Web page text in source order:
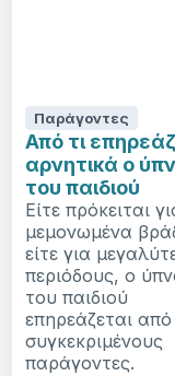
Παράγοντες
Από τι
αρνητικά ο
του παιδιού
Είτε πρόκειται
μεμονωμένα
είτε για
περιόδους, ο
του παιδιού
επηρεάζεται από
συγκεκριμένους
παράγοντες.